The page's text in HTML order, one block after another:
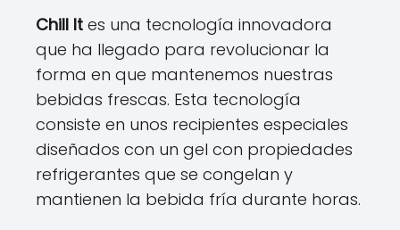
Chill It es una tecnología innovadora
que ha llegado para revolucionar la
forma en que mantenemos nuestras
bebidas frescas. Esta tecnología
consiste en unos recipientes especiales
diseñados con un gel con propiedades
refrigerantes que se congelan y
mantienen la bebida fría durante horas.